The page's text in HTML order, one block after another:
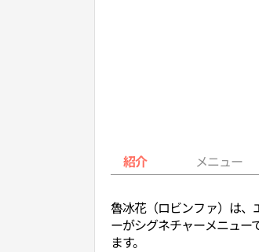
紹介 メニュー
魯冰花（ロビンファ）は、
ーがシグネチャーメニュー
ます。